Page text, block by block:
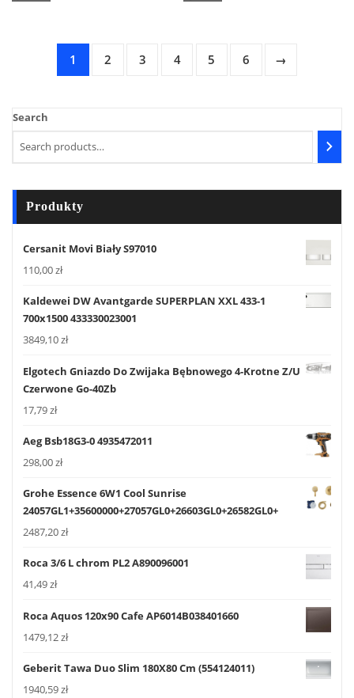
1 2 3 4 5 6 →
Search
Produkty
Cersanit Movi Biały S97010
110,00zł
Kaldewei DW Avantgarde SUPERPLAN XXL 433-1
700x1500 433330023001
3849,10zł
Elgotech Gniazdo Do Zwijaka Bębnowego 4-Krotne Z/U
Czerwone Go-40Zb
17,79zł
Aeg Bsb18G3-0 4935472011
298,00zł
Grohe Essence 6W1 Cool Sunrise
24057GL1+35600000+27057GL0+26603GL0+26582GL0+
2487,20zł
Roca 3/6 L chrom PL2 A890096001
41,49zł
Roca Aquos 120x90 Cafe AP6014B038401660
1479,12zł
Geberit Tawa Duo Slim 180X80 Cm (554124011)
1940,59zł